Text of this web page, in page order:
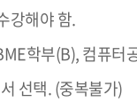
강해야 함.
학부(B), 컴퓨터
선택. (중복불가)